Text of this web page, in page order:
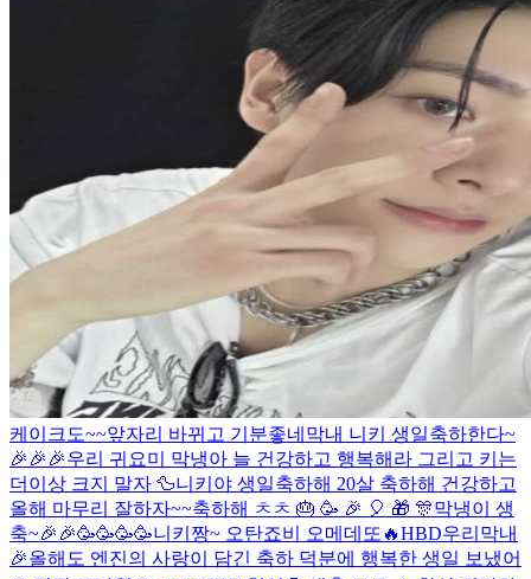
케이크도~~앞자리 바뀌고 기분좋네 막내 니키 생일축하한다~
🎉🎉🎉우리 귀요미 막냉아 늘 건강하고 행복해라 그리고 키는
더이상 크지 말자 🦆니키야 생일축하해 20살 축하해 건강하고
올해 마무리 잘하자~~축하해 ㅊㅊ 🎂 🥳 🎉 🎈 🎁 🎊막냉이 생
축~🎉🎉🥳🥳🥳🥳니키짱~ 오탄죠비 오메데또🔥HBD우리막내
🎉올해도 엔진의 사랑이 담긴 축하 덕분에 행복한 생일 보냈어